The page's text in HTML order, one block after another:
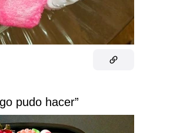
pudo hacer”